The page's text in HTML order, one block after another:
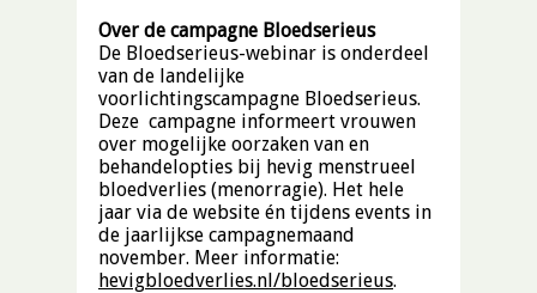
Over de campagne Bloedserieus
De Bloedserieus-webinar is onderdeel
van de landelijke
voorlichtingscampagne Bloedserieus.
Deze campagne informeert vrouwen
over mogelijke oorzaken van en
behandelopties bij hevig menstrueel
bloedverlies (menorragie). Het hele
jaar via de website én tijdens events in
de jaarlijkse campagnemaand
november. Meer informatie:
hevigbloedverlies.nl/bloedserieus.